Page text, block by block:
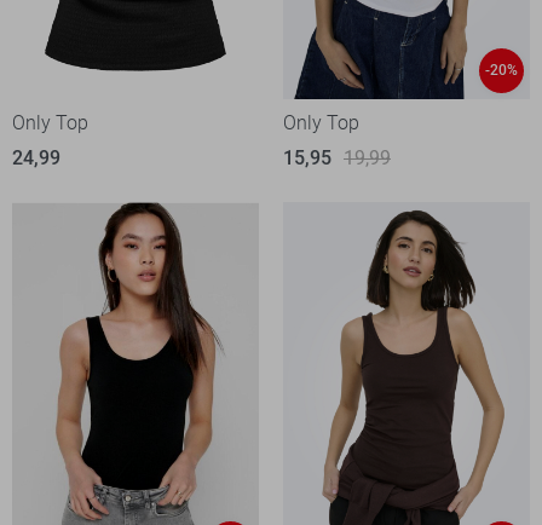
Only Top
24,99
-20%
Only Top
15,95 19,99